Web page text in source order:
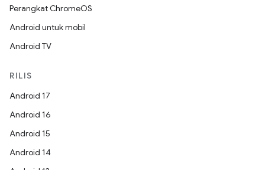
Perangkat ChromeOS
Android untuk mobil
Android TV
RILIS
Android 17
Android 16
Android 15
Android 14